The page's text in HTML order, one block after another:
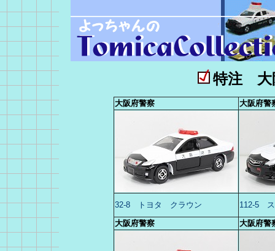
特注 大
大阪府警察 大阪府警
32-8 トヨタ クラウン
112-5
大阪府警察
大阪府警